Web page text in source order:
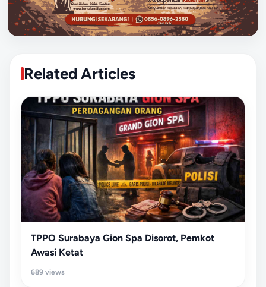
Related Articles
TPPO Surabaya Gion Spa Disorot, Pemkot
Awasi Ketat
689 views